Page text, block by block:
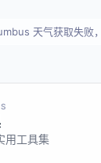
天气获取失败
用工具集